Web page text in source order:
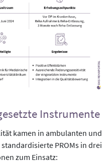
Instrumente
kamen in ambulanten und
PROMs in drei
zum Einsatz: